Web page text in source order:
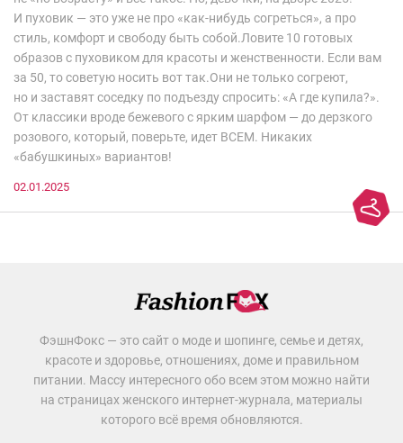
И пуховик — это уже не про «как-нибудь согреться», а про
стиль, комфорт и свободу быть собой.Ловите 10 готовых
образов с пуховиком для красоты и женственности. Если вам
за 50, то советую носить вот так.Они не только согреют,
но и заставят соседку по подъезду спросить: «А где купила?».
От классики вроде бежевого с ярким шарфом — до дерзкого
розового, который, поверьте, идет ВСЕМ. Никаких
«бабушкиных» вариантов!
02.01.2025
ФэшнФокс — это сайт о моде и шопинге, семье и детях,
красоте и здоровье, отношениях, доме и правильном
питании. Массу интересного обо всем этом можно найти
на страницах женского интернет-журнала, материалы
которого всё время обновляются.